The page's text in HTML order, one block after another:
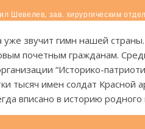
Шевелев, зав. хирургическим
уже звучит гимн нашей
почетным гражданам.
“Историко-
тысяч имен солдат Красной
вписано в историю родного